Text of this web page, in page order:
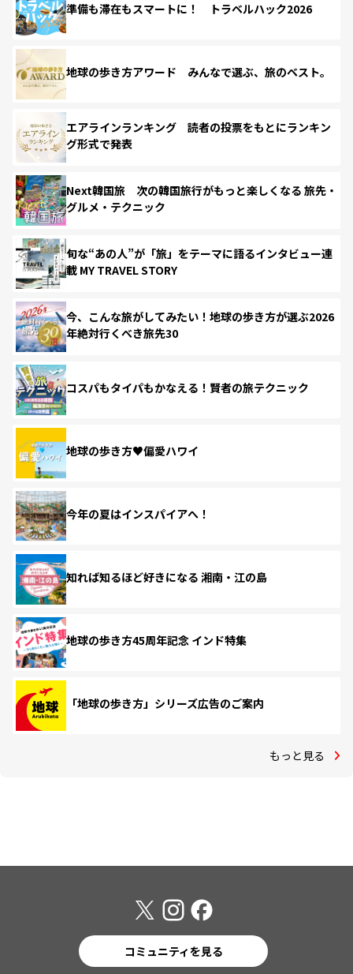
準備も滞在もスマートに！ トラベルハック2026
地球の歩き方アワード みんなで選ぶ、旅のベスト。
エアラインランキング 読者の投票をもとにランキン
グ形式で発表
Next韓国旅 次の韓国旅行がもっと楽しくなる 旅先・
グルメ・テクニック
旬な“あの人”が「旅」をテーマに語るインタビュー連
載 MY TRAVEL STORY
今、こんな旅がしてみたい！地球の歩き方が選ぶ2026
年絶対行くべき旅先30
コスパもタイパもかなえる！賢者の旅テクニック
地球の歩き方♥偏愛ハワイ
今年の夏はインスパイアへ！
知れば知るほど好きになる 湘南・江の島
地球の歩き方45周年記念 インド特集
「地球の歩き方」シリーズ広告のご案内
もっと見る
コミュニティを見る